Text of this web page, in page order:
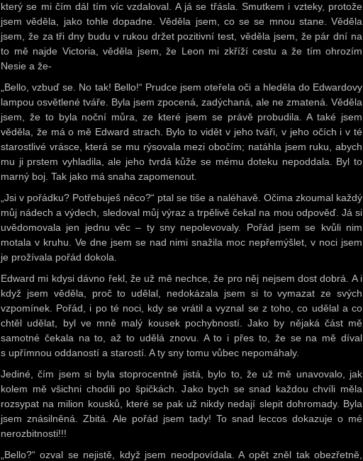
který se mi čím dál tím víc vzdaloval. A já se třásla. Smutkem i vzteky, protože
jsem věděla, jako tohle dopadne. Věděla jsem, co se se mnou stane. Věděla
jsem, že za tři dny budu v rukou držet pozitivní test, věděla jsem, že pár dní na
to mě najde Victoria, věděla jsem, že Leon mi zkříží cestu a že tím ohrozím
Nesie a že-
„Bello, vzbuď se. No tak! Bello!“ Prudce jsem oteřela oči a hleděla do Edwardovy
lampou osvětlené tváře. Byla jsem zpocená, zadýchaná, ale ne zmatená. Věděla
jsem, že to byla noční můra, ze které jsem se právě probudila. A také jsem
věděla, že má o mě Edward strach. Bylo to vidět v jeho tváři, v jeho očích i v té
starostlivé vrásce, která se mu rýsovala mezi obočím; natáhla jsem ruku, abych
mu ji prstem vyhladila, ale jeho tvrdá kůže se mému doteku nepoddala. Byl to
marný boj. Tak jako má snaha zapomenout.
„Jsi v pořádku? Potřebuješ něco?“ ptal se tiše a naléhavě. Očima zkoumal každý
můj nádech a výdech, sledoval můj výraz a trpělivě čekal na mou odpověď. Já si
uvědomovala jen jednu věc – ty sny nepolevovaly. Pořád jsem se kvůli nim
motala v kruhu. Ve dne jsem se nad nimi snažila moc nepřemýšlet, v noci jsem
je prožívala pořád dokola.
Edward mi kdysi dávno řekl, že už mě nechce, že pro něj nejsem dost dobrá. A i
když jsem věděla, proč to udělal, nedokázala jsem si to vymazat ze svých
vzpomínek. Pořád, i po té noci, kdy se vrátil a vyznal se z toho, co udělal a co
chtěl udělat, byl ve mně malý kousek pochybností. Jako by nějaká část mě
samotné čekala na to, až to udělá znovu. A to i přes to, že se na mě díval
s upřímnou oddaností a starostí. A ty sny tomu vůbec nepomáhaly.
Jediné, čím jsem si byla stoprocentně jistá, bylo to, že už mě unavovalo, jak
kolem mě všichni chodili po špičkách. Jako bych se snad každou chvíli měla
rozsypat na milion kousků, které se pak už nikdy nedají slepit dohromady. Byla
jsem znásilněná. Zbitá. Ale pořád jsem tady! To snad leccos dokazuje o mé
nerozbitnosti!!!
„Bello?“ ozval se nejistě, když jsem neodpovídala. A opět zněl tak obezřetně,